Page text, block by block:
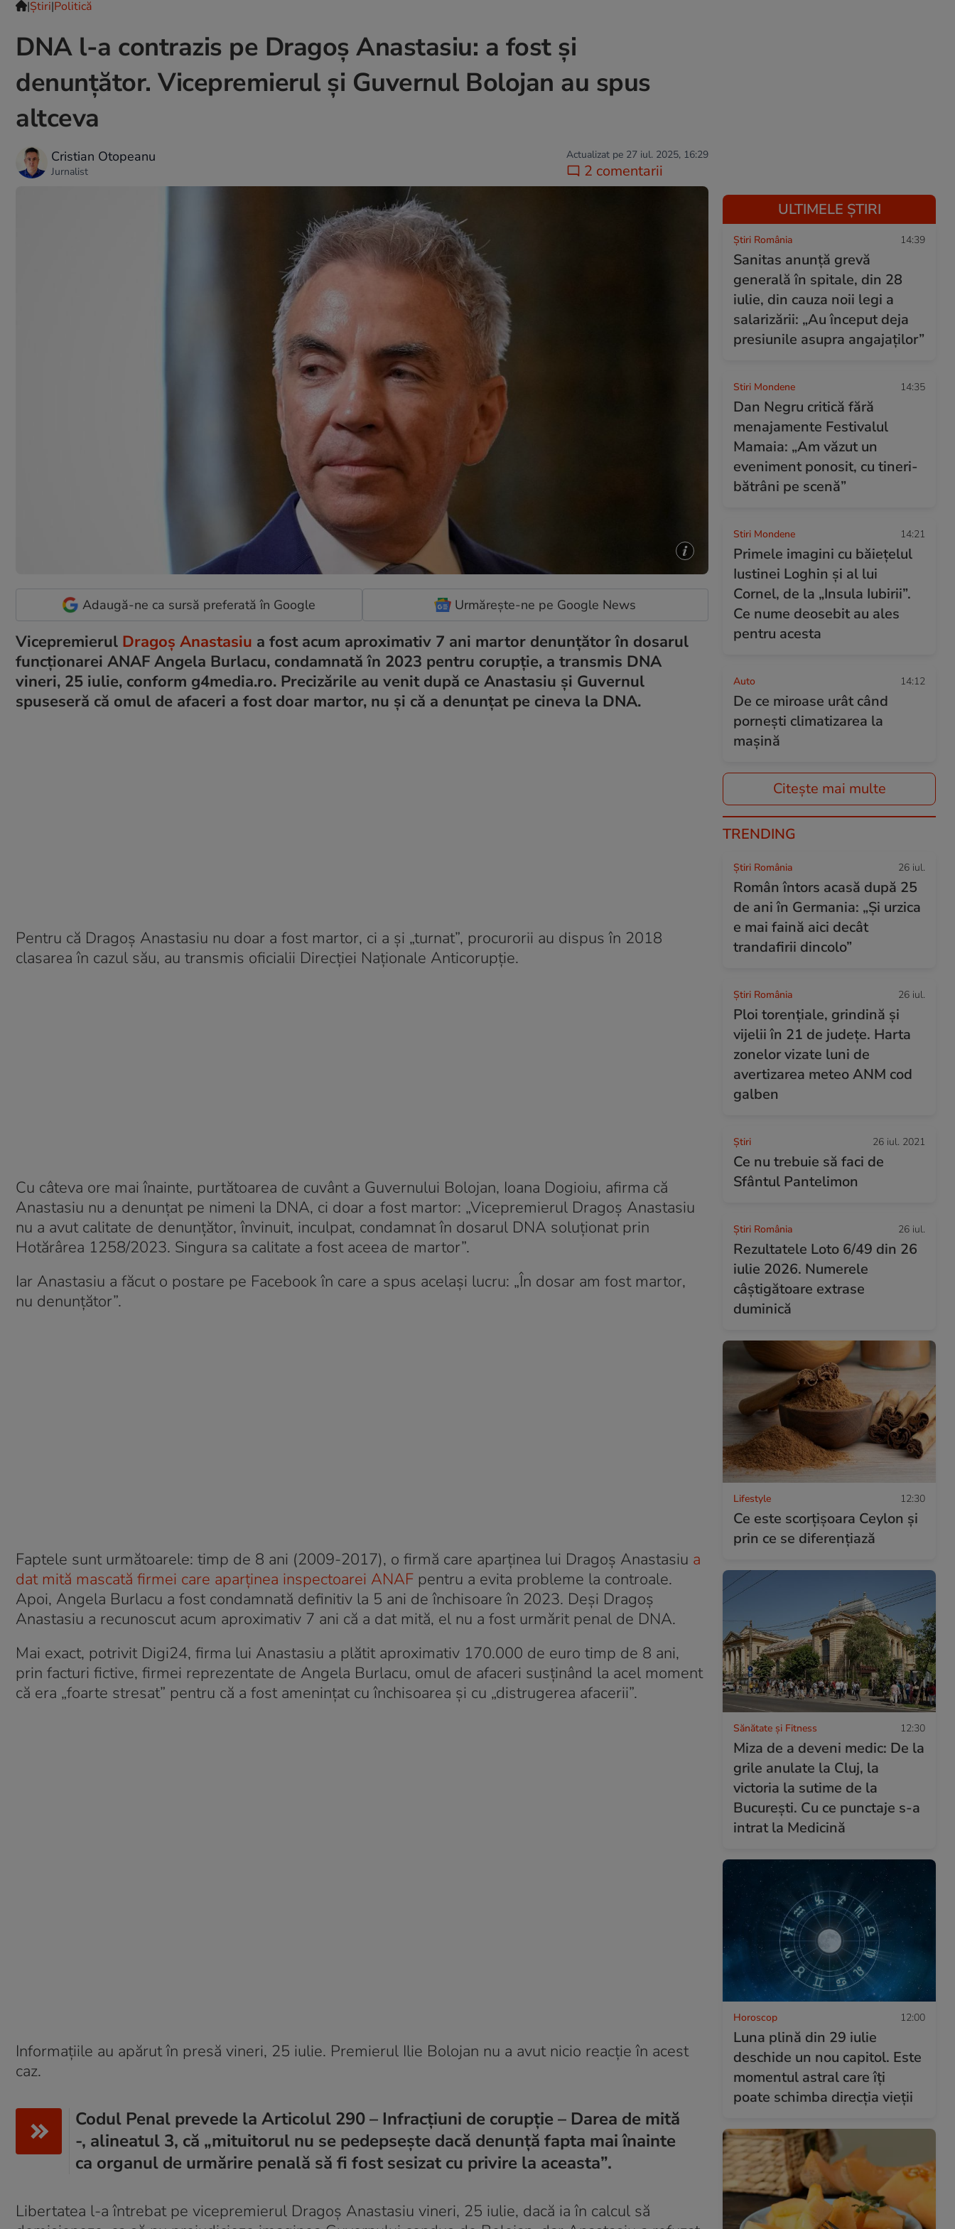
|Ştiri|Politică
DNA l-a contrazis pe Dragoș Anastasiu: a fost și
denunțător. Vicepremierul și Guvernul Bolojan au spus
altceva
Cristian Otopeanu
Jurnalist
Actualizat pe 27 iul. 2025, 16:29
2 comentarii
Adaugă-ne ca sursă preferată în Google Urmărește-ne pe Google News
Vicepremierul Dragoș Anastasiu a fost acum aproximativ 7 ani martor denunțător în dosarul
funcționarei ANAF Angela Burlacu, condamnată în 2023 pentru corupție, a transmis DNA
vineri, 25 iulie, conform g4media.ro. Precizările au venit după ce Anastasiu și Guvernul
spuseseră că omul de afaceri a fost doar martor, nu și că a denunțat pe cineva la DNA.
Pentru că Dragoș Anastasiu nu doar a fost martor, ci a și „turnat”, procurorii au dispus în 2018
clasarea în cazul său, au transmis oficialii Direcției Naționale Anticorupție.
Cu câteva ore mai înainte, purtătoarea de cuvânt a Guvernului Bolojan, Ioana Dogioiu, afirma că
Anastasiu nu a denunțat pe nimeni la DNA, ci doar a fost martor: „Vicepremierul Dragoș Anastasiu
nu a avut calitate de denunțător, învinuit, inculpat, condamnat în dosarul DNA soluționat prin
Hotărârea 1258/2023. Singura sa calitate a fost aceea de martor”.
Iar Anastasiu a făcut o postare pe Facebook în care a spus același lucru: „În dosar am fost martor,
nu denunțător”.
Faptele sunt următoarele: timp de 8 ani (2009-2017), o firmă care aparținea lui Dragoș Anastasiu a
dat mită mascată firmei care aparținea inspectoarei ANAF pentru a evita probleme la controale.
Apoi, Angela Burlacu a fost condamnată definitiv la 5 ani de închisoare în 2023. Deși Dragoș
Anastasiu a recunoscut acum aproximativ 7 ani că a dat mită, el nu a fost urmărit penal de DNA.
Mai exact, potrivit Digi24, firma lui Anastasiu a plătit aproximativ 170.000 de euro timp de 8 ani,
prin facturi fictive, firmei reprezentate de Angela Burlacu, omul de afaceri susținând la acel moment
că era „foarte stresat” pentru că a fost amenințat cu închisoarea și cu „distrugerea afacerii”.
Informațiile au apărut în presă vineri, 25 iulie. Premierul Ilie Bolojan nu a avut nicio reacție în acest
caz.
Codul Penal prevede la Articolul 290 – Infracţiuni de corupţie – Darea de mită
-, alineatul 3, că „mituitorul nu se pedepseşte dacă denunţă fapta mai înainte
ca organul de urmărire penală să fi fost sesizat cu privire la aceasta”.
Libertatea l-a întrebat pe vicepremierul Dragoș Anastasiu vineri, 25 iulie, dacă ia în calcul să
ULTIMELE ȘTIRI
Știri România 14:39
Sanitas anunță grevă
generală în spitale, din 28
iulie, din cauza noii legi a
salarizării: „Au început deja
presiunile asupra angajaților”
Stiri Mondene 14:35
Dan Negru critică fără
menajamente Festivalul
Mamaia: „Am văzut un
eveniment ponosit, cu tineri-
bătrâni pe scenă”
Stiri Mondene 14:21
Primele imagini cu băiețelul
Iustinei Loghin și al lui
Cornel, de la „Insula Iubirii”.
Ce nume deosebit au ales
pentru acesta
Auto 14:12
De ce miroase urât când
pornești climatizarea la
mașină
Citește mai multe
TRENDING
Știri România 26 iul.
Român întors acasă după 25
de ani în Germania: „Și urzica
e mai faină aici decât
trandafirii dincolo”
Știri România 26 iul.
Ploi torențiale, grindină și
vijelii în 21 de județe. Harta
zonelor vizate luni de
avertizarea meteo ANM cod
galben
Ştiri 26 iul. 2021
Ce nu trebuie să faci de
Sfântul Pantelimon
Știri România 26 iul.
Rezultatele Loto 6/49 din 26
iulie 2026. Numerele
câștigătoare extrase
duminică
Lifestyle 12:30
Ce este scorțișoara Ceylon și
prin ce se diferențiază
Sănătate și Fitness 12:30
Miza de a deveni medic: De la
grile anulate la Cluj, la
victoria la sutime de la
București. Cu ce punctaje s-a
intrat la Medicină
Horoscop 12:00
Luna plină din 29 iulie
deschide un nou capitol. Este
momentul astral care îți
poate schimba direcția vieții